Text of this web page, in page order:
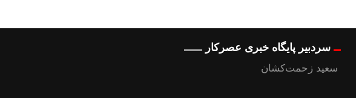
سردبیر پایگاه خبری عصرکار
سعید زحمت‌کشان